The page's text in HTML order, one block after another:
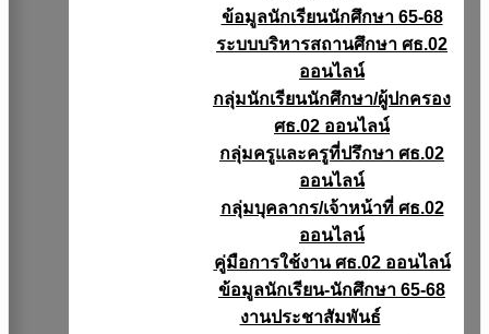
ข้อมูลนักเรียนนักศึกษา 65-68
ระบบบริหารสถานศึกษา ศธ.02
ออนไลน์
กลุ่มนักเรียนนักศึกษา/ผู้ปกครอง
ศธ.02 ออนไลน์
กลุ่มครูและครูที่ปรึกษา ศธ.02
ออนไลน์
กลุ่มบุคลากร/เจ้าหน้าที่ ศธ.02
ออนไลน์
คู่มือการใช้งาน ศธ.02 ออนไลน์
ข้อมูลนักเรียน-นักศึกษา 65-68
งานประชาสัมพันธ์